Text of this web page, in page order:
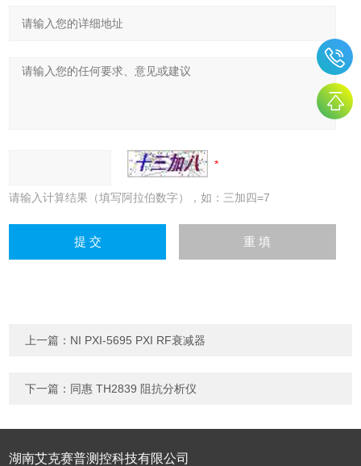
请输入计算结果（填写阿拉伯数字），如：三加四=7
上一篇： NI PXI-5695 PXI RF衰减器
下一篇： 同惠 TH2839 阻抗分析仪
湖南艾克赛普测控科技有限公司